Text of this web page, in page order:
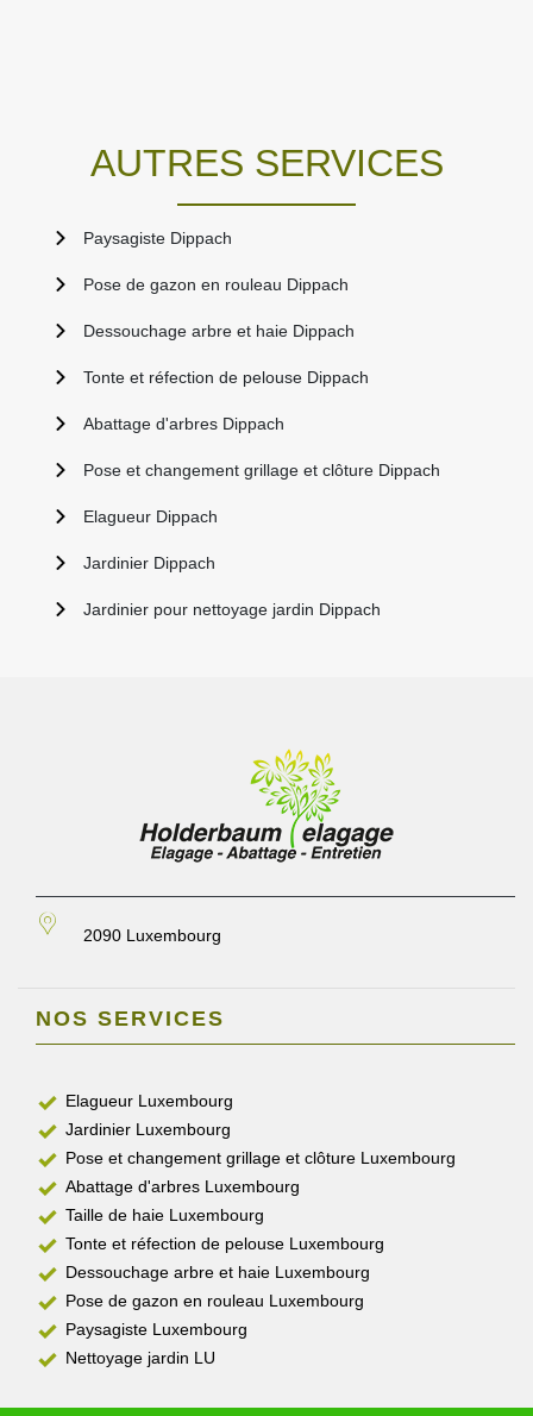
AUTRES SERVICES
Paysagiste Dippach
Pose de gazon en rouleau Dippach
Dessouchage arbre et haie Dippach
Tonte et réfection de pelouse Dippach
Abattage d'arbres Dippach
Pose et changement grillage et clôture Dippach
Elagueur Dippach
Jardinier Dippach
Jardinier pour nettoyage jardin Dippach
2090 Luxembourg
NOS SERVICES
Elagueur Luxembourg
Jardinier Luxembourg
Pose et changement grillage et clôture Luxembourg
Abattage d'arbres Luxembourg
Taille de haie Luxembourg
Tonte et réfection de pelouse Luxembourg
Dessouchage arbre et haie Luxembourg
Pose de gazon en rouleau Luxembourg
Paysagiste Luxembourg
Nettoyage jardin LU